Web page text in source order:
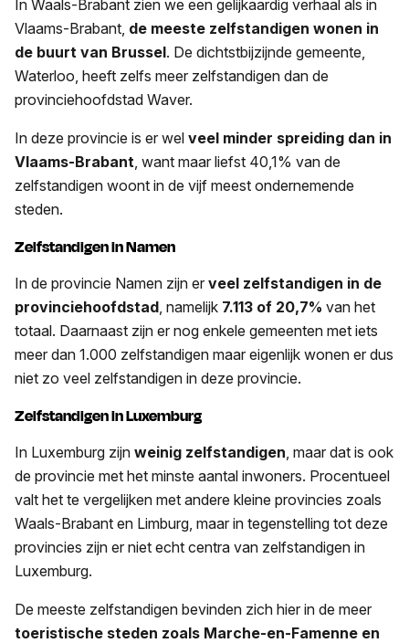
In Waals-Brabant zien we een gelijkaardig verhaal als in
Vlaams-Brabant, de meeste zelfstandigen wonen in
de buurt van Brussel. De dichtstbijzijnde gemeente,
Waterloo, heeft zelfs meer zelfstandigen dan de
provinciehoofdstad Waver.
In deze provincie is er wel veel minder spreiding dan in
Vlaams-Brabant, want maar liefst 40,1% van de
zelfstandigen woont in de vijf meest ondernemende
steden.
Zelfstandigen in Namen
In de provincie Namen zijn er veel zelfstandigen in de
provinciehoofdstad, namelijk 7.113 of 20,7% van het
totaal. Daarnaast zijn er nog enkele gemeenten met iets
meer dan 1.000 zelfstandigen maar eigenlijk wonen er dus
niet zo veel zelfstandigen in deze provincie.
Zelfstandigen in Luxemburg
In Luxemburg zijn weinig zelfstandigen , maar dat is ook
de provincie met het minste aantal inwoners. Procentueel
valt het te vergelijken met andere kleine provincies zoals
Waals-Brabant en Limburg, maar in tegenstelling tot deze
provincies zijn er niet echt centra van zelfstandigen in
Luxemburg.
De meeste zelfstandigen bevinden zich hier in de meer
toeristische steden zoals Marche-en-Famenne en